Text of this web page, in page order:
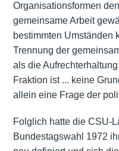
Organisationsformen
gemeinsame Arbeit
bestimmten Umständen
Trennung der
als die
Fraktion ist ... keine
allein eine Frage der
Folglich hatte die CSU-
Bundestagswahl 1972